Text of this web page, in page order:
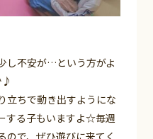
し不安が…という方がよ
立ちで動き出すようにな
する子もいますよ☆毎週